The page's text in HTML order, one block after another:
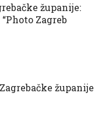
županije:
Zagreb
županije